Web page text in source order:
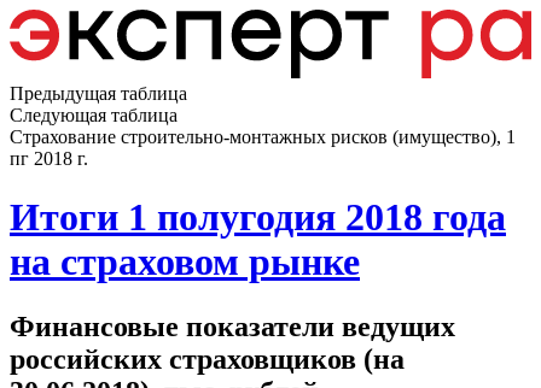
Предыдущая таблица
Следующая таблица
Страхование строительно-монтажных рисков (имущество), 1
пг 2018 г.
Итоги 1 полугодия 2018 года
на страховом рынке
Финансовые показатели ведущих
российских страховщиков (на